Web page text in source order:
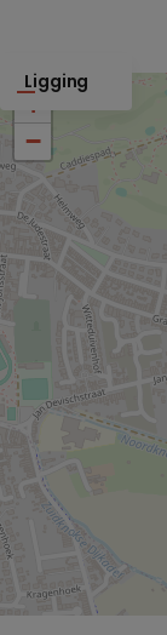
Ligging
+
−